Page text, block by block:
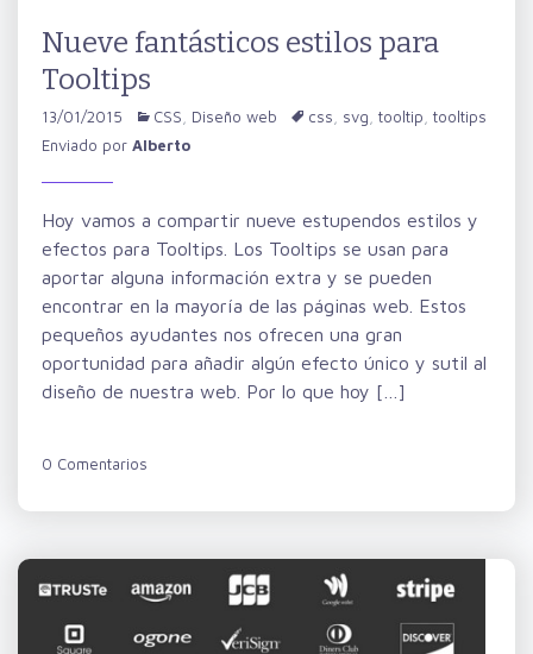
Nueve fantásticos estilos para
Tooltips
13/01/2015 CSS Diseño web css svg tooltip tooltips
Enviado por Alberto
Hoy vamos a compartir nueve estupendos estilos y
efectos para Tooltips. Los Tooltips se usan para
aportar alguna información extra y se pueden
encontrar en la mayoría de las páginas web. Estos
pequeños ayudantes nos ofrecen una gran
oportunidad para añadir algún efecto único y sutil al
diseño de nuestra web. Por lo que hoy […]
0 Comentarios